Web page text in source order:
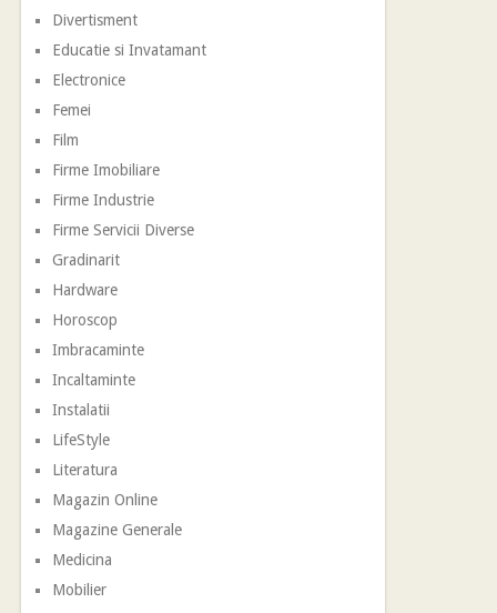
Divertisment
Educatie si Invatamant
Electronice
Femei
Film
Firme Imobiliare
Firme Industrie
Firme Servicii Diverse
Gradinarit
Hardware
Horoscop
Imbracaminte
Incaltaminte
Instalatii
LifeStyle
Literatura
Magazin Online
Magazine Generale
Medicina
Mobilier